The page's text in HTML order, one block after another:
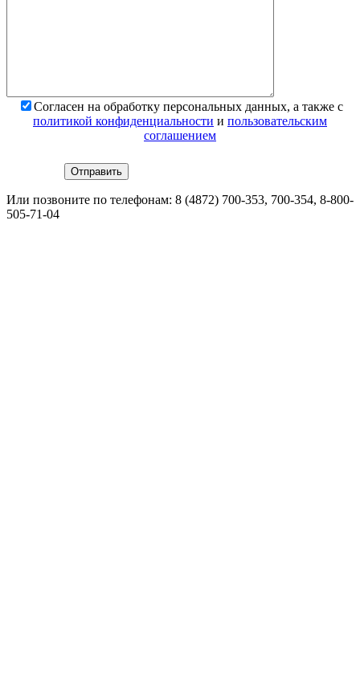
Согласен на обработку персональных данных, а также с
политикой конфиденциальности и пользовательским
соглашением
Или позвоните по телефонам: 8 (4872) 700-353, 700-354, 8-800-
505-71-04